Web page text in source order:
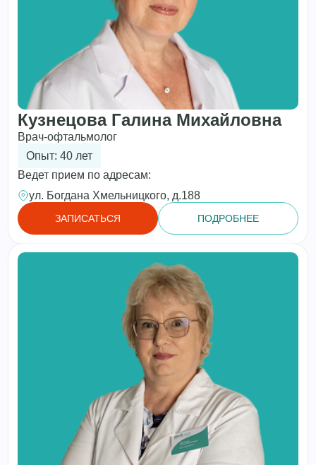
Кузнецова Галина Михайловна
Врач-офтальмолог
Опыт: 40 лет
Ведет прием по адресам:
ул. Богдана Хмельницкого, д.188
ЗАПИСАТЬСЯ ПОДРОБНЕЕ